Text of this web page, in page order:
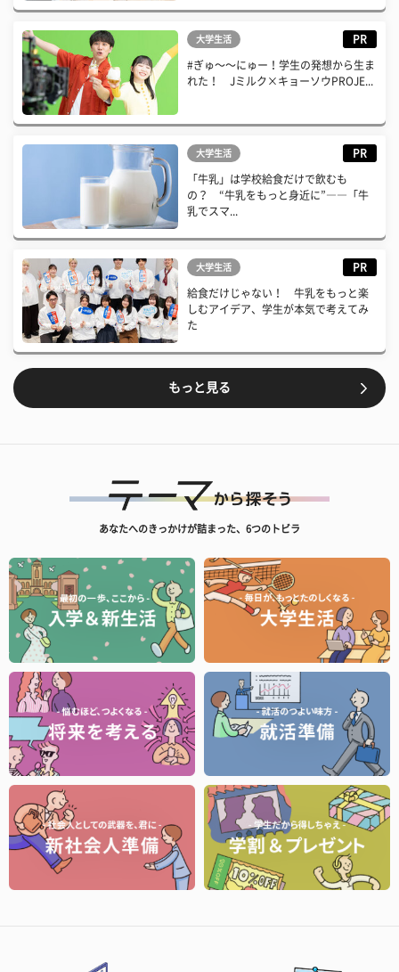
大学生活 PR
#ぎゅ〜〜にゅー！学生の発想から生ま
れた！ Jミルク×キョーソウPROJE...
大学生活 PR
「牛乳」は学校給食だけで飲むも
の？ “牛乳をもっと身近に”――「牛
乳でスマ...
大学生活 PR
給食だけじゃない！ 牛乳をもっと楽
しむアイデア、学生が本気で考えてみ
た
もっと見る
あなたへのきっかけが詰まった、6つのトビラ